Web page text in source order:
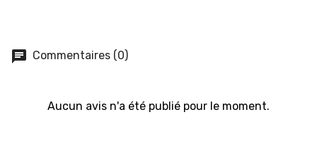
chat Commentaires (0)
Aucun avis n'a été publié pour le moment.